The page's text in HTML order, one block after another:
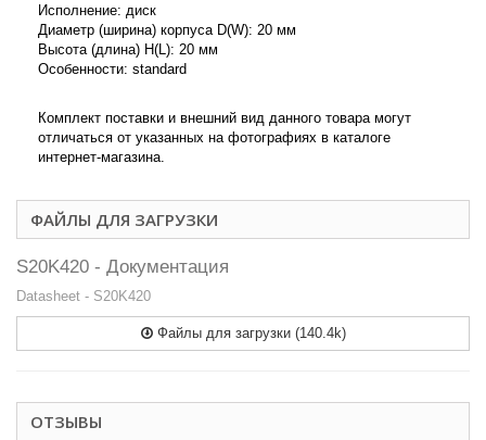
Исполнение: диск
Диаметр (ширина) корпуса D(W): 20 мм
Высота (длина) H(L): 20 мм
Особенности: standard
Комплект поставки и внешний вид данного товара могут
отличаться от указанных на фотографиях в каталоге
интернет-магазина.
ФАЙЛЫ ДЛЯ ЗАГРУЗКИ
S20K420 - Документация
Datasheet - S20K420
Файлы для загрузки (140.4k)
ОТЗЫВЫ